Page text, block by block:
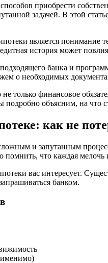
приобрести
задачей. В этой
является понимание
история может
банка и
о необходимых
только финансовое
объясним, на что
как не
и запутанным
помнить, что каждая
вас интересует.
банком.